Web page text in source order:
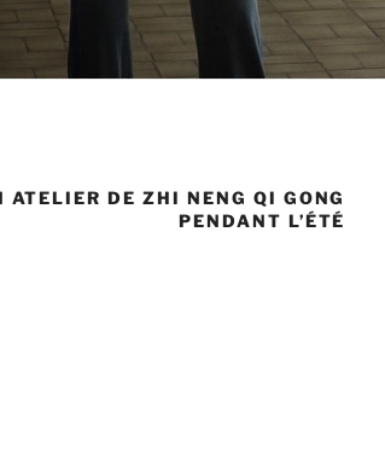
ATELIER DE ZHI NENG QI GONG
PENDANT L’ÉTÉ